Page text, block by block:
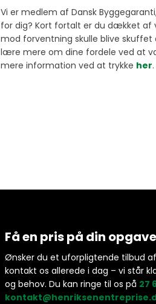
Vi er medlem af Dansk
for dig? Kort fortalt er du dækket af
mod forventning skulle blive skuffet
lære mere om dine fordele ved at
mere information ved at trykke her.​
Få en pris på din opgave
Ønsker du et uforpligtende tilbud
kontakt os allerede i dag – vi står
og behov. Du kan ringe til os på 27